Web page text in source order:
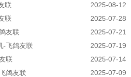
2025-08-12
联
2025-07-28
联
2025-07-21
友联
2025-07-19
-飞鸽友联
2025-07-14
联
2025-07-09
鸽友联